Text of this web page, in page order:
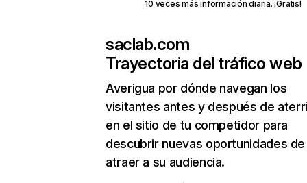
10 veces más información diaria. ¡Gratis!
saclab.com
Trayectoria del tráfico web
Averigua por dónde navegan los
visitantes antes y después de
en el sitio de tu competidor para
descubrir nuevas oportunidades de
atraer a su audiencia.